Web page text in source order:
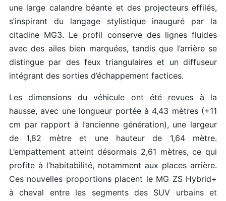
une large calandre béante et des projecteurs effilés,
s’inspirant du langage stylistique inauguré par la
citadine MG3. Le profil conserve des lignes fluides
avec des ailes bien marquées, tandis que l’arrière se
distingue par des feux triangulaires et un diffuseur
intégrant des sorties d’échappement factices.
Les dimensions du véhicule ont été revues à la
hausse, avec une longueur portée à 4,43 mètres (+11
cm par rapport à l’ancienne génération), une largeur
de 1,82 mètre et une hauteur de 1,64 mètre.
L’empattement atteint désormais 2,61 mètres, ce qui
profite à l’habitabilité, notamment aux places arrière.
Ces nouvelles proportions placent le MG ZS Hybrid+
à cheval entre les segments des SUV urbains et